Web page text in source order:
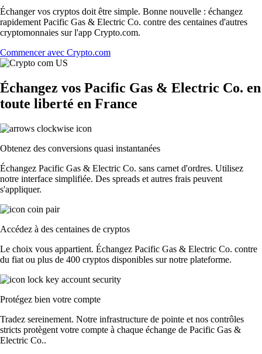
Échanger vos cryptos doit être simple. Bonne nouvelle : échangez
rapidement Pacific Gas & Electric Co. contre des centaines d'autres
cryptomonnaies sur l'app Crypto.com.
Commencer avec Crypto.com
Échangez vos Pacific Gas & Electric Co. en
toute liberté en France
Obtenez des conversions quasi instantanées
Échangez Pacific Gas & Electric Co. sans carnet d'ordres. Utilisez
notre interface simplifiée. Des spreads et autres frais peuvent
s'appliquer.
Accédez à des centaines de cryptos
Le choix vous appartient. Échangez Pacific Gas & Electric Co. contre
du fiat ou plus de 400 cryptos disponibles sur notre plateforme.
Protégez bien votre compte
Tradez sereinement. Notre infrastructure de pointe et nos contrôles
stricts protègent votre compte à chaque échange de Pacific Gas &
Electric Co..